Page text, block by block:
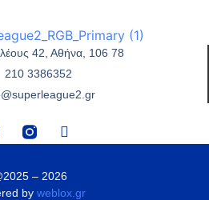
42, Αθήνα, 106 78
210 3386352
– 2026
by weblox.gr